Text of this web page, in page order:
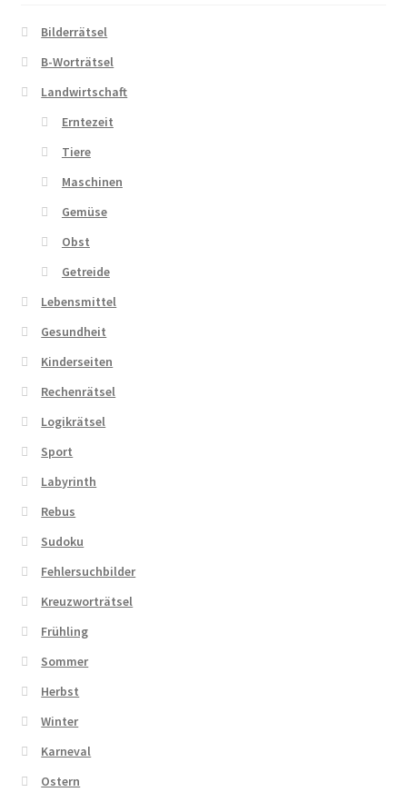
Bilderrätsel
B-Worträtsel
Landwirtschaft
Erntezeit
Tiere
Maschinen
Gemüse
Obst
Getreide
Lebensmittel
Gesundheit
Kinderseiten
Rechenrätsel
Logikrätsel
Sport
Labyrinth
Rebus
Sudoku
Fehlersuchbilder
Kreuzworträtsel
Frühling
Sommer
Herbst
Winter
Karneval
Ostern